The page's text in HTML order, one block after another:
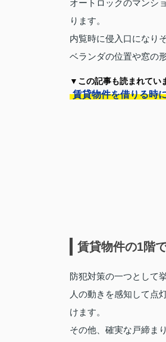
オートロックのマンシ
ります。
内覧時に侵入口になり
ベランダの位置や窓の
▼この記事も読まれてい
賃貸物件を借りる時
賃貸物件の1階
防犯対策の一つとして
人の動きを感知して点
けます。
その他、確実な戸締ま